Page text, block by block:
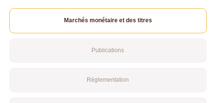
Marchés monétaire et des titres
Publications
Réglementation